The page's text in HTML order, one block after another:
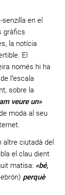
en el
gràfics
la notícia
El
només hi ha
l’escala
sobre la
veure un»
moda al seu
altre ciutadà del
el clau dient
matisa: «bé,
perquè